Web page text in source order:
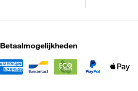
Betaalmogelijkheden